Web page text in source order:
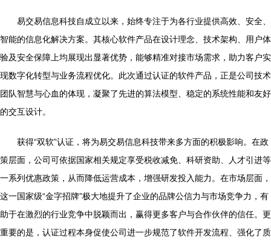
易交易信息科技自成立以来，始终专注于为各行业提供高效、安全、
智能的信息化解决方案。其核心软件产品在设计理念、技术架构、用户体
验及安全保障上均展现出显著优势，能够精准对接市场需求，助力客户实
现数字化转型与业务流程优化。此次通过认证的软件产品，正是公司技术
团队智慧与心血的体现，凝聚了先进的算法模型、稳定的系统性能和友好
的交互设计。
获得“双软”认证，将为易交易信息科技带来多方面的积极影响。在政
策层面，公司可依据国家相关规定享受税收减免、科研资助、人才引进等
一系列优惠政策，从而降低运营成本，增强研发投入能力。在市场层面，
这一国家级“金字招牌”极大地提升了企业的品牌公信力与市场竞争力，有
助于在激烈的行业竞争中脱颖而出，赢得更多客户与合作伙伴的信任。更
重要的是，认证过程本身促使公司进一步规范了软件开发流程、强化了质